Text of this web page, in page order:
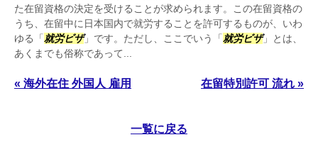
た在留資格の決定を受けることが求められます。この在留資格の
うち、在留中に日本国内で就労することを許可するものが、いわ
ゆる「 就労ビザ」です。ただし、ここでいう「 就労ビザ」とは、
あくまでも俗称であって...
« 海外在住 外国人 雇用 在留特別許可 流れ »
一覧に戻る